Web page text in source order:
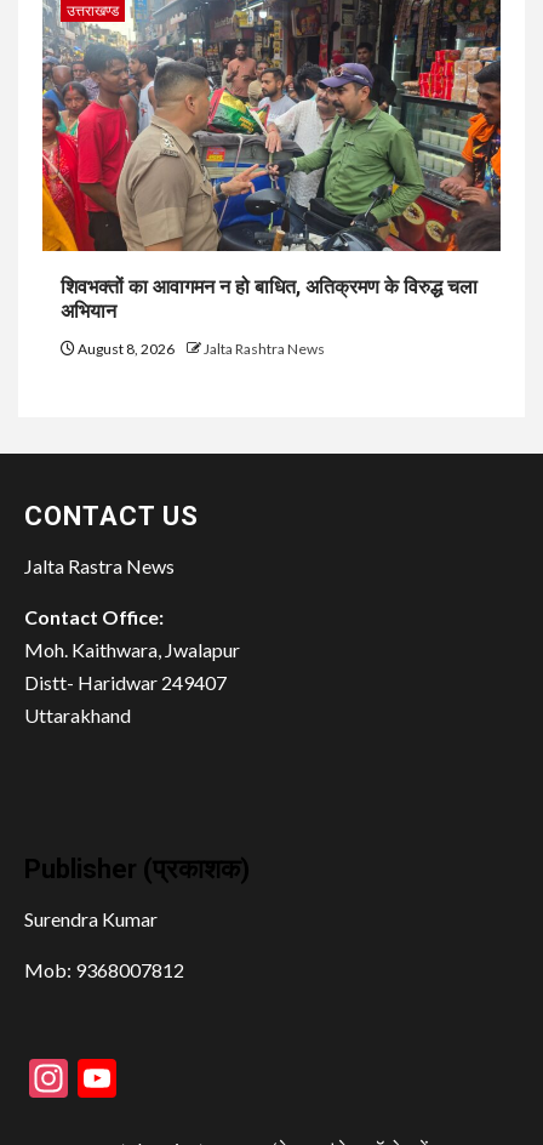
उत्तराखण्ड
शिवभक्तों का आवागमन न हो बाधित, अतिक्रमण के विरुद्ध चला
अभियान
August 8, 2026 Jalta Rashtra News
CONTACT US
Jalta Rastra News
Contact Office:
Moh. Kaithwara, Jwalapur
Distt- Haridwar 249407
Uttarakhand
Publisher (प्रकाशक)
Surendra Kumar
Mob: 9368007812
Instagram